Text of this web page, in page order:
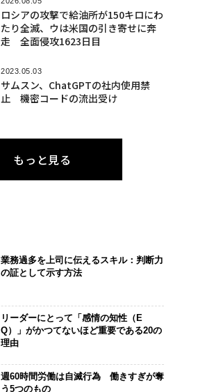
ロシアの攻撃で給油所が150キロにわ
たり全滅、ウは米国の引き寄せに奔
走 全面侵攻1623日目
2023.05.03
サムスン、ChatGPTの社内使用禁
止 機密コードの流出受け
もっと見る
業務過多を上司に伝えるスキル：判断力
の証として示す方法
リーダーにとって「感情の知性（E
Q）」がかつてないほど重要である20の
理由
週60時間労働は自滅行為 働きすぎが奪
う5つのもの